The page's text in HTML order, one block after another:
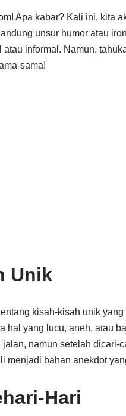
Apa kabar? Kali ini, kita
unsur humor atau
atau informal. Namun,
sama!
Unik
kisah-kisah unik
hal yang lucu, aneh, atau
namun setelah dicari-
menjadi bahan anekdot
Hari